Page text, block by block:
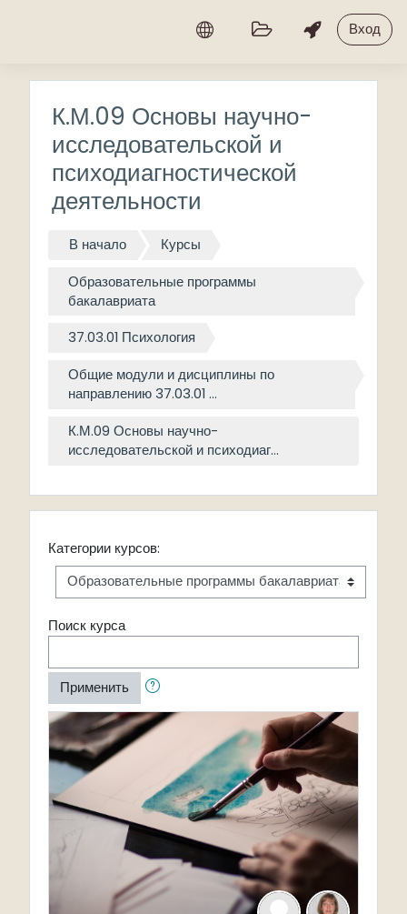
Вход
К.М.09 Основы научно-
исследовательской и
психодиагностической
деятельности
В начало Курсы
Образовательные программы
бакалавриата
37.03.01 Психология
Общие модули и дисциплины по
направлению 37.03.01 ...
К.М.09 Основы научно-
исследовательской и психодиаг...
Категории курсов:
Поиск курса
Применить